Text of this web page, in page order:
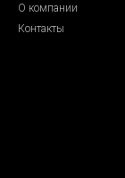
О компании
Контакты